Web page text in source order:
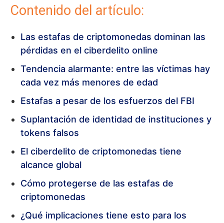
Contenido del artículo:
Las estafas de criptomonedas dominan las
pérdidas en el ciberdelito online
Tendencia alarmante: entre las víctimas hay
cada vez más menores de edad
Estafas a pesar de los esfuerzos del FBI
Suplantación de identidad de instituciones y
tokens falsos
El ciberdelito de criptomonedas tiene
alcance global
Cómo protegerse de las estafas de
criptomonedas
¿Qué implicaciones tiene esto para los